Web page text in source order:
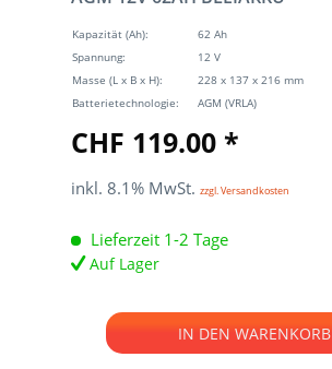
Kapazität (Ah):
62 Ah
Spannung:
12 V
Masse (L x B x H):
228 x 137 x 216 mm
Batterietechnologie:
AGM (VRLA)
CHF 119.00 *
inkl. 8.1% MwSt. zzgl. Versandkosten
Lieferzeit 1-2 Tage
Auf Lager
IN DEN WARENKORB